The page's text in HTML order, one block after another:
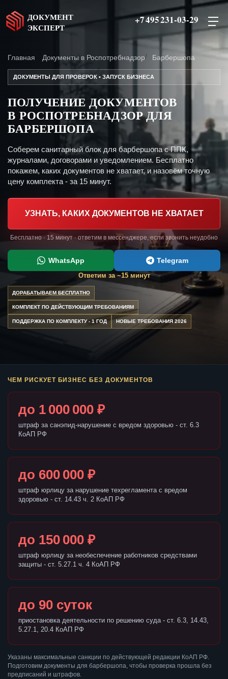
ДОКУМЕНТ
ЭКСПЕРТ
+7 495 231-03-29
Главная Документы в Роспотребнадзор Барбершопа
ДОКУМЕНТЫ ДЛЯ ПРОВЕРОК • ЗАПУСК БИЗНЕСА
ПОЛУЧЕНИЕ ДОКУМЕНТОВ
В РОСПОТРЕБНАДЗОР ДЛЯ
БАРБЕРШОПА
Соберем санитарный блок для барбершопа с ППК,
журналами, договорами и уведомлением. Бесплатно
покажем, каких документов не хватает, и назовём точную
цену комплекта - за 15 минут.
УЗНАТЬ, КАКИХ ДОКУМЕНТОВ НЕ ХВАТАЕТ
Бесплатно · 15 минут · ответим в мессенджере, если звонить неудобно
WhatsApp Telegram
Ответим за ~15 минут
ДОРАБАТЫВАЕМ БЕСПЛАТНО
КОМПЛЕКТ ПО ДЕЙСТВУЮЩИМ ТРЕБОВАНИЯМ
ПОДДЕРЖКА ПО КОМПЛЕКТУ - 1 ГОД НОВЫЕ ТРЕБОВАНИЯ 2026
ЧЕМ РИСКУЕТ БИЗНЕС БЕЗ ДОКУМЕНТОВ
до 1 000 000 ₽
штраф за санэпид-нарушение с вредом здоровью - ст. 6.3
КоАП РФ
до 600 000 ₽
штраф юрлицу за нарушение техрегламента с вредом
здоровью - ст. 14.43 ч. 2 КоАП РФ
до 150 000 ₽
штраф юрлицу за необеспечение работников средствами
защиты - ст. 5.27.1 ч. 4 КоАП РФ
до 90 суток
приостановка деятельности по решению суда - ст. 6.3, 14.43,
5.27.1, 20.4 КоАП РФ
Указаны максимальные санкции по действующей редакции КоАП РФ.
Подготовим документы для барбершопа, чтобы проверка прошла без
предписаний и штрафов.